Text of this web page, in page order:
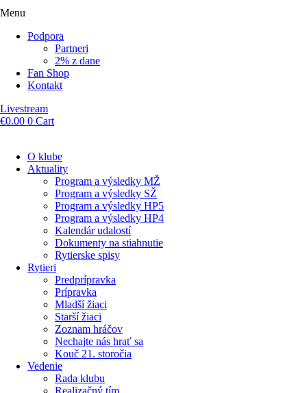
Menu
Podpora
Partneri
2% z dane
Fan Shop
Kontakt
Livestream
€0.00 0 Cart
O klube
Aktuality
Program a výsledky MŽ
Program a výsledky SŽ
Program a výsledky HP5
Program a výsledky HP4
Kalendár udalostí
Dokumenty na stiahnutie
Rytierske spisy
Rytieri
Predprípravka
Prípravka
Mladší žiaci
Starší žiaci
Zoznam hráčov
Nechajte nás hrať sa
Kouč 21. storočia
Vedenie
Rada klubu
Realizačný tím